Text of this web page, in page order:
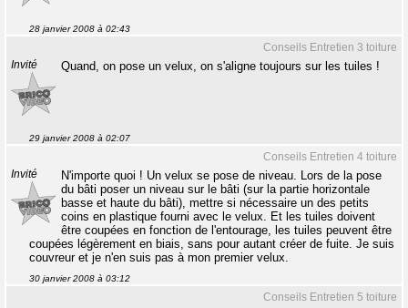
28 janvier 2008 à 02:43
Conseils Entretien 3 toiture
Invité Quand, on pose un velux, on s'aligne toujours sur les tuiles !
29 janvier 2008 à 02:07
Conseils Entretien 4 toiture
Invité
N'importe quoi ! Un velux se pose de niveau. Lors de la pose
du bâti poser un niveau sur le bâti (sur la partie horizontale
basse et haute du bâti), mettre si nécessaire un des petits
coins en plastique fourni avec le velux. Et les tuiles doivent
être coupées en fonction de l'entourage, les tuiles peuvent être
coupées légèrement en biais, sans pour autant créer de fuite. Je suis
couvreur et je n'en suis pas à mon premier velux.
30 janvier 2008 à 03:12
Conseils Entretien 5 toiture